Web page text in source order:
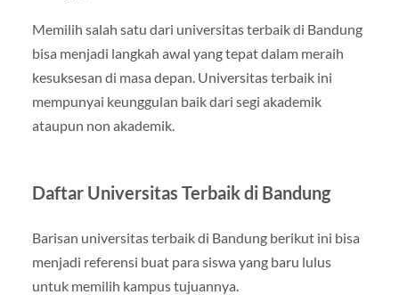
Memilih salah satu dari universitas terbaik di Bandung
bisa menjadi langkah awal yang tepat dalam meraih
kesuksesan di masa depan. Universitas terbaik ini
mempunyai keunggulan baik dari segi akademik
ataupun non akademik.
Daftar Universitas Terbaik di Bandung
Barisan universitas terbaik di Bandung berikut ini bisa
menjadi referensi buat para siswa yang baru lulus
untuk memilih kampus tujuannya.